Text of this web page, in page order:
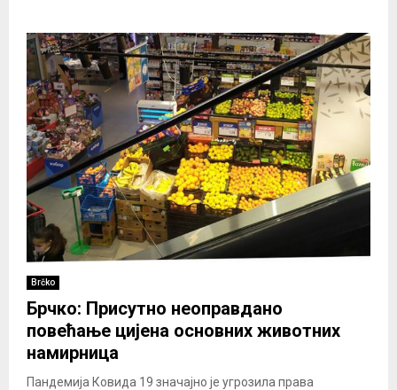
Brčko
Брчко: Присутно неоправдано
повећање цијена основних животних
намирница
Пандемија Ковида 19 значајно је угрозила права